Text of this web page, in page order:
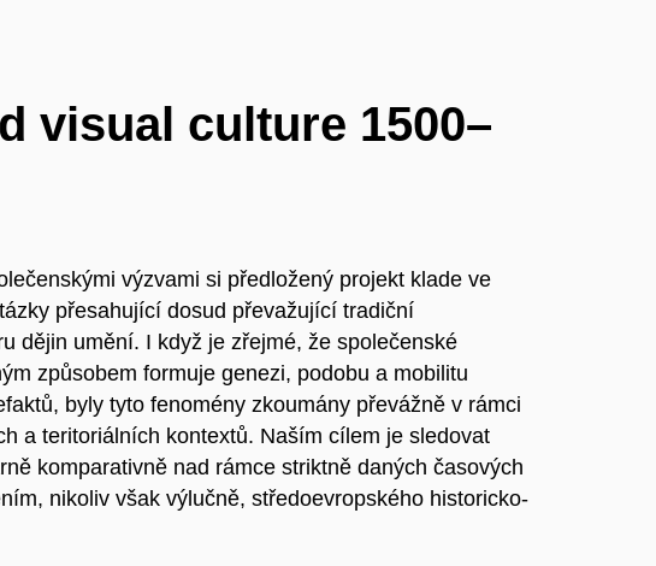
visual culture 1500–
výzvami si předložený projekt klade ve
přesahující dosud převažující tradiční
dějin umění. I když je zřejmé, že společenské
způsobem formuje genezi, podobu a mobilitu
byly tyto fenomény zkoumány převážně v rámci
a teritoriálních kontextů. Naším cílem je sledovat
komparativně nad rámce striktně daných časových
nikoliv však výlučně, středoevropského historicko-